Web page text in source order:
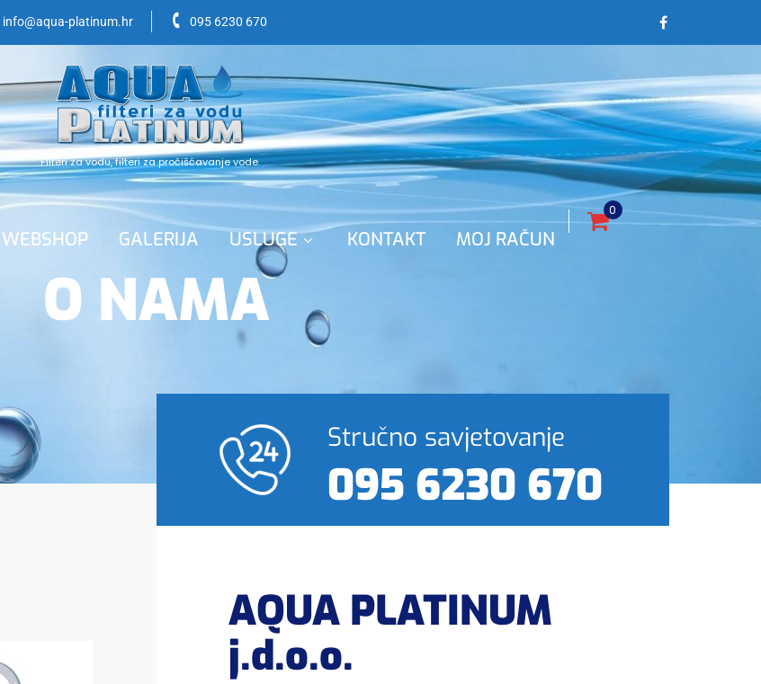
info@aqua-platinum.hr 095 6230 670
Filteri za vodu, filteri za pročišćavanje vode.
WEBSHOP GALERIJA USLUGE KONTAKT MOJ RAČUN
0
O NAMA
Stručno savjetovanje
095 6230 670
AQUA PLATINUM
j.d.o.o.